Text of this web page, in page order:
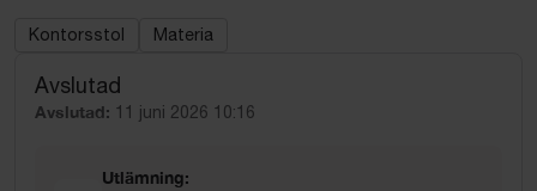
Kontorsstol Materia
Avslutad
Avslutad: 11 juni 2026 10:16
Utlämning: